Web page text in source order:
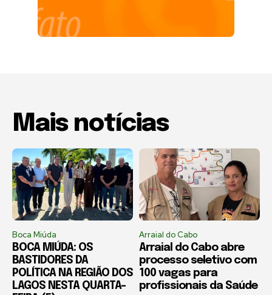
Mais notícias
Boca Miúda
BOCA MIÚDA: OS
BASTIDORES DA
POLÍTICA NA REGIÃO DOS
LAGOS NESTA QUARTA-
Arraial do Cabo
Arraial do Cabo abre
processo seletivo com
100 vagas para
profissionais da Saúde